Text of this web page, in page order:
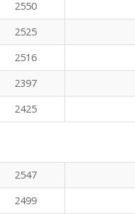
2550
2525
2516
2397
2425
2547
2499